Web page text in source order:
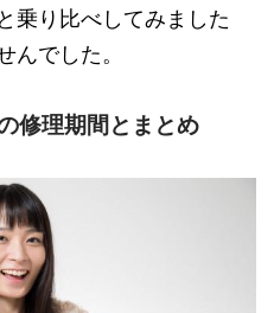
乗り比べしてみました
んでした。
修理期間とまとめ